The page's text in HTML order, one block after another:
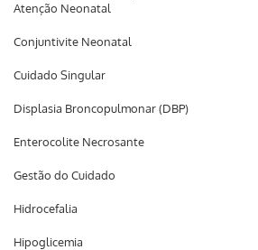
Atenção Neonatal
Conjuntivite Neonatal
Cuidado Singular
Displasia Broncopulmonar (DBP)
Enterocolite Necrosante
Gestão do Cuidado
Hidrocefalia
Hipoglicemia